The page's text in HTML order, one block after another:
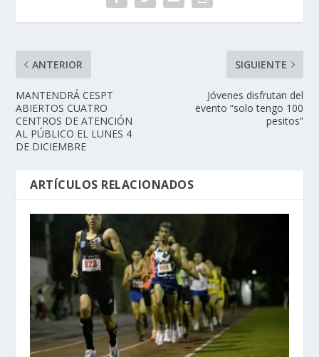
ANTERIOR
MANTENDRÁ CESPT
ABIERTOS CUATRO
CENTROS DE ATENCIÓN
AL PÚBLICO EL LUNES 4
DE DICIEMBRE
SIGUIENTE
Jóvenes disfrutan del
evento “solo tengo 100
pesitos”
ARTÍCULOS RELACIONADOS